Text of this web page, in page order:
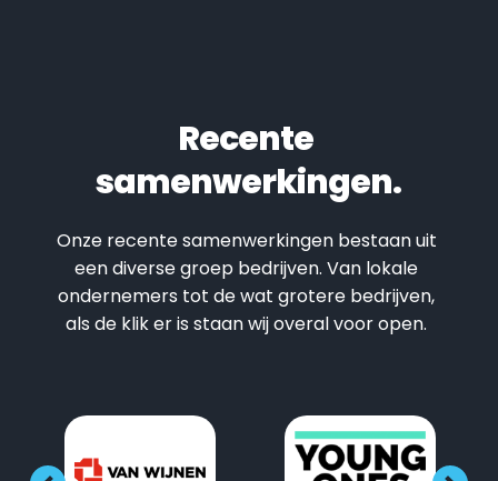
Recente
samenwerkingen.
Onze recente samenwerkingen bestaan uit
een diverse groep bedrijven. Van lokale
ondernemers tot de wat grotere bedrijven,
als de klik er is staan wij overal voor open.